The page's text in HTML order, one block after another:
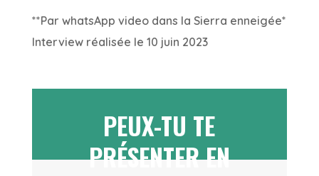
**Par whatsApp video dans la Sierra enneigée*
Interview réalisée le 10 juin 2023
PEUX-TU TE
PRÉSENTER EN